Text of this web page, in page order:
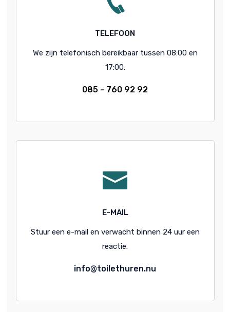
TELEFOON
We zijn telefonisch bereikbaar tussen 08:00 en
17:00.
085 - 760 92 92
E-MAIL
Stuur een e-mail en verwacht binnen 24 uur een
reactie.
info@toilethuren.nu